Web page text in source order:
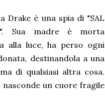
Drake è una spia di "SAL
Sua madre è morta
alla luce, ha perso ogni
destinandola a una
di qualsiasi altra cosa.
un cuore fragile